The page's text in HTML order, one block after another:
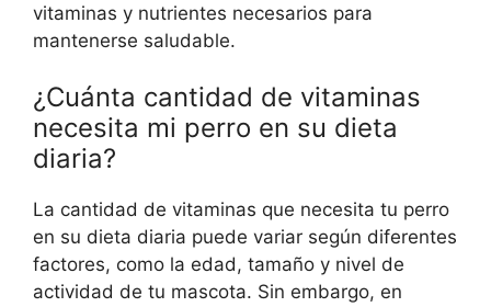
vitaminas y nutrientes necesarios para
mantenerse saludable.
¿Cuánta cantidad de vitaminas
necesita mi perro en su dieta
diaria?
La cantidad de vitaminas que necesita tu perro
en su dieta diaria puede variar según diferentes
factores, como la edad, tamaño y nivel de
actividad de tu mascota. Sin embargo, en